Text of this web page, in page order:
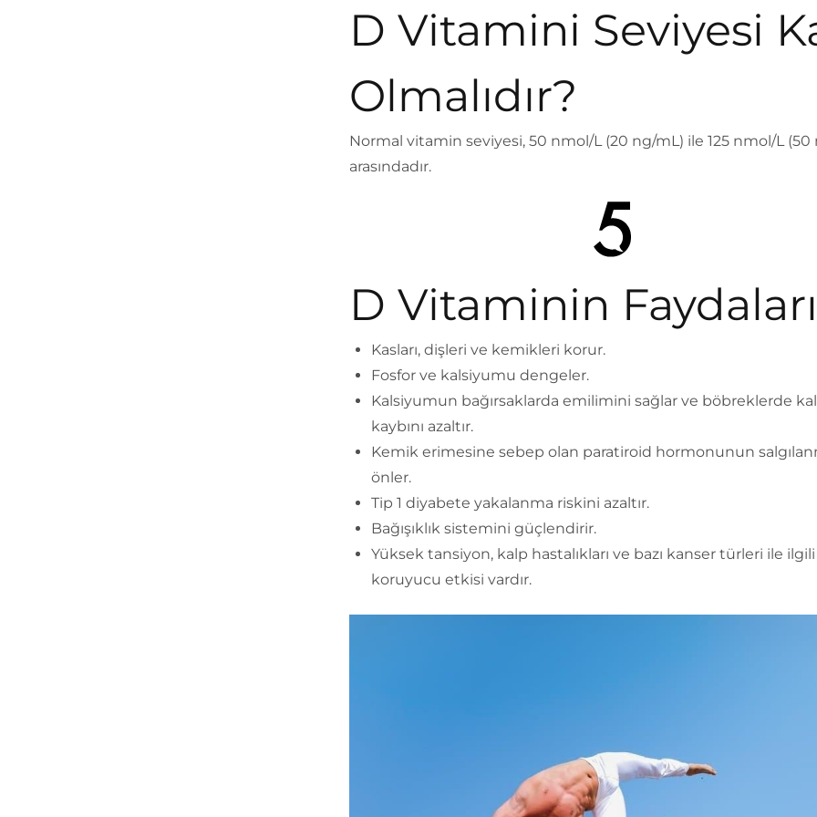
D Vitamini Seviyesi
Olmalıdır?
Normal vitamin seviyesi, 50 nmol/L (20 ng/mL) ile 125 nmol/L (50
arasındadır.
D Vitaminin Faydaları
Kasları, dişleri ve kemikleri korur.
Fosfor ve kalsiyumu dengeler.
Kalsiyumun bağırsaklarda emilimini sağlar ve böbreklerde
kaybını azaltır.
Kemik erimesine sebep olan paratiroid hormonunun
önler.
Tip 1 diyabete yakalanma riskini azaltır.
Bağışıklık sistemini güçlendirir.
Yüksek tansiyon, kalp hastalıkları ve bazı kanser türleri ile ilgili
koruyucu etkisi vardır.